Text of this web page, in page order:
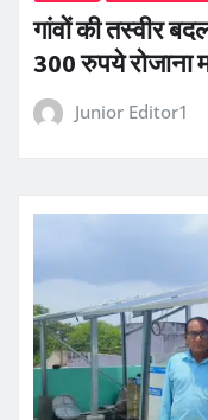
गांवों की तस्वीर
300 रुपये रोजाना
Junior Editor1